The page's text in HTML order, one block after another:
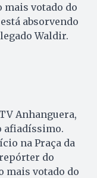
mais votado do
absorvendo
Waldir.
Anhanguera,
afiadíssimo.
na Praça da
do
mais votado do